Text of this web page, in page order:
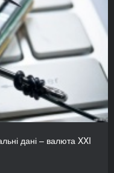
дані – валюта XXI